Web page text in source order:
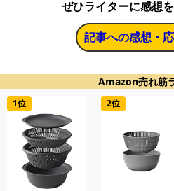
ぜひライターに感想
記事への感想・
Amazon売れ筋
1位 2位